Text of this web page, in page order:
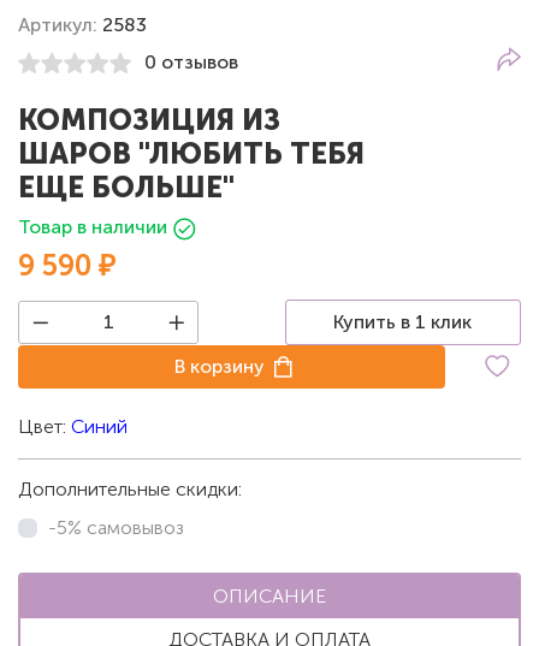
Артикул: 2583
0 отзывов
КОМПОЗИЦИЯ ИЗ
ШАРОВ "ЛЮБИТЬ ТЕБЯ
ЕЩЕ БОЛЬШЕ"
Товар в наличии
9 590 ₽
Купить в 1 клик
В корзину
Цвет: Синий
Дополнительные скидки:
-5% самовывоз
ОПИСАНИЕ
ДОСТАВКА И ОПЛАТА